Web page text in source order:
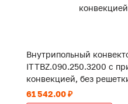
Внутрипольный
ITTBZ.090.250.3200 с
конвекцией, без
61 542.00 ₽